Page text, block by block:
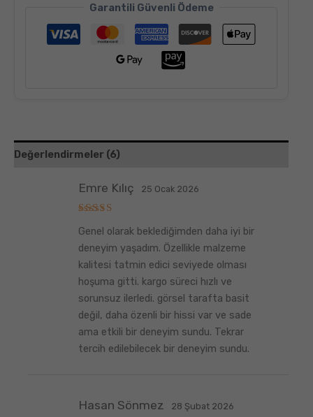
Garantili Güvenli Ödeme
Değerlendirmeler (6)
üzerinden
5
oy aldı
Emre Kılıç 25 Ocak 2026
Genel olarak beklediğimden daha iyi bir
deneyim yaşadım. Özellikle malzeme
kalitesi tatmin edici seviyede olması
hoşuma gitti. kargo süreci hızlı ve
sorunsuz ilerledi. görsel tarafta basit
değil, daha özenli bir hissi var ve sade
ama etkili bir deneyim sundu. Tekrar
tercih edilebilecek bir deneyim sundu.
Hasan Sönmez 28 Şubat 2026